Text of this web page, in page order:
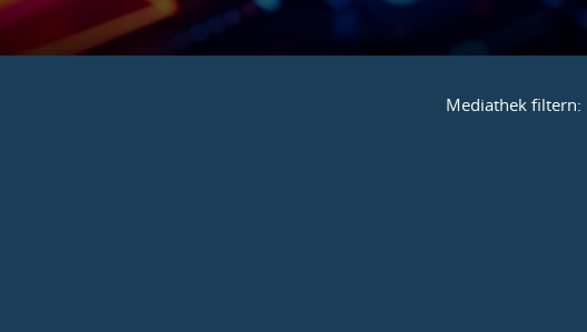
Mediathek filtern: